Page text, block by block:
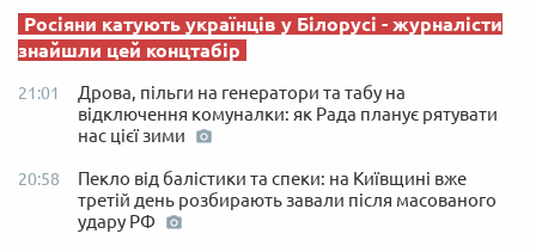
Росіяни катують українців у Білорусі - журналісти
знайшли цей концтабір
21:01
Дрова, пільги на генератори та табу на
відключення комуналки: як Рада планує рятувати
нас цієї зими
20:58
Пекло від балістики та спеки: на Київщині вже
третій день розбирають завали після масованого
удару РФ